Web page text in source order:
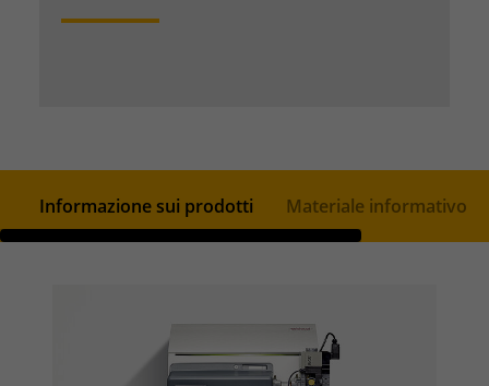
Informazione sui prodotti Materiale informativo